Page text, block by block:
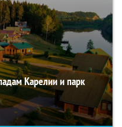
Карелии и парк